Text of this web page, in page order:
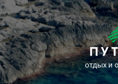
отдых и